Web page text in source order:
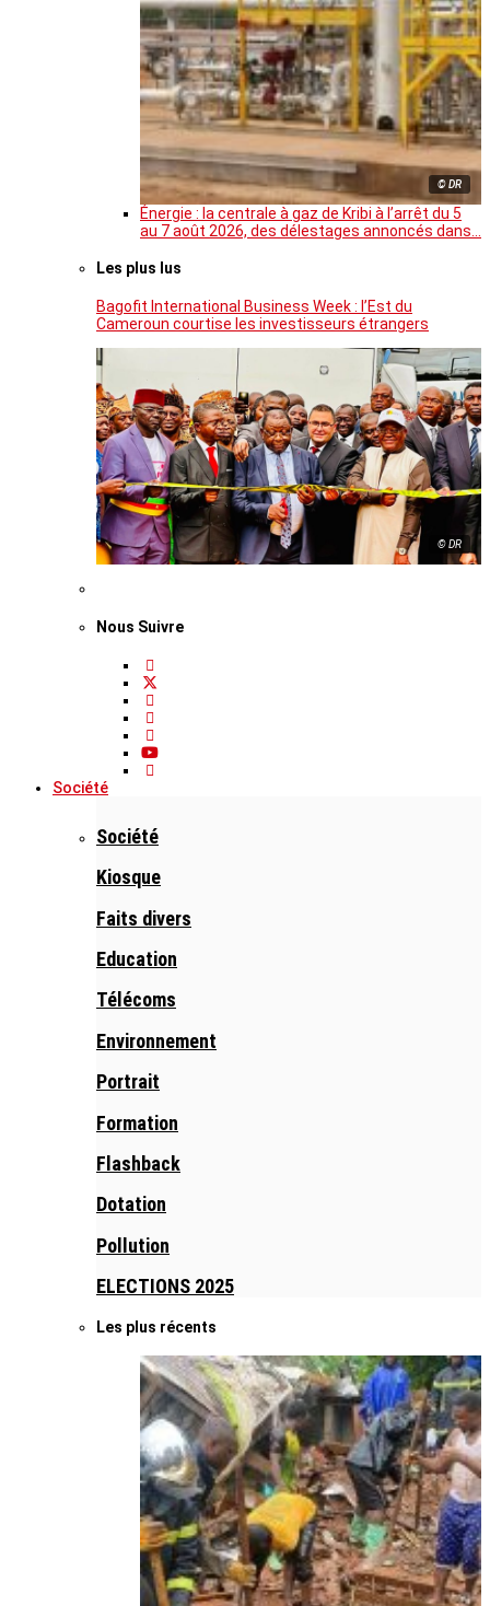
© DR
Énergie : la centrale à gaz de Kribi à l’arrêt du 5
au 7 août 2026, des délestages annoncés dans…
Les plus lus
Bagofit International Business Week : l’Est du
Cameroun courtise les investisseurs étrangers
© DR
Nous Suivre
Société
Société
Kiosque
Faits divers
Education
Télécoms
Environnement
Portrait
Formation
Flashback
Dotation
Pollution
ELECTIONS 2025
Les plus récents